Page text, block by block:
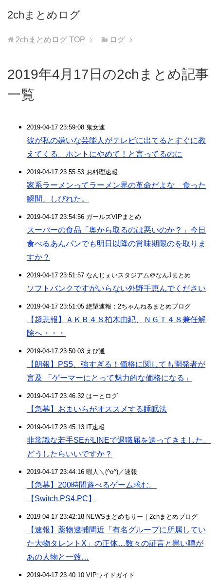
2chまとめログ
2chまとめログ TOP ログ
2019年4月17日の2chまとめ記事
一覧
2019-04-17 23:59:08 鬼女速
彼が私の嫌いな芸能人がテレビに出てるとすぐに教
えてくる。ホントにやめて！と言ってるのに
2019-04-17 23:55:53 お料理速報
家系ラーメンってラーメン界の革命だよな 食った
瞬間、しびれた。
2019-04-17 23:54:56 ガールズVIPまとめ
スーパーの食品「奥から取るのは悪いのか？」今日
食べるあんパンでも明日以降の賞味期限のを取りま
すか？
2019-04-17 23:51:57 なんじぇいスタジアム＠なんJまとめ
ソフトバンクですがいらない外野手恵んでください
2019-04-17 23:51:05 絶望速報：2ちゃんねるまとめブログ
【超悲報】ＡＫＢ４８柏木由紀、ＮＧＴ４８兼任解
除へ・・・
2019-04-17 23:50:03 えび通
【朗報】PS5、強すぎる！価格に関しても開発者が
言及 「ゲーマーにとって魅力的な価格になる」
2019-04-17 23:46:32 はーとログ
【急募】おまいらがオススメする睡眠法
2019-04-17 23:45:13 IT速報
非常識な若手SEがLINEで退職届を送ってきました。
どうしたらいいですか？
2019-04-17 23:44:16 暇人＼(^o^)／速報
【急募】200時間遊べるゲーム求む。
【Switch.PS4.PC】
2019-04-17 23:42:18 NEWSまとめもりー｜2chまとめブログ
【速報】薬物逮捕間近「有名グループに所属してい
た大物タレントX」の正体…数々の証言と黒い噂が
あの人物と一致…
2019-04-17 23:40:10 VIPワイドガイド